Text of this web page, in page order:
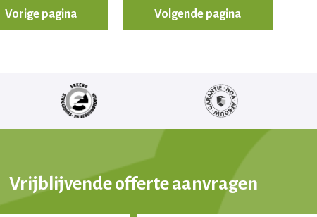
Vorige pagina Volgende pagina
Vrijblijvende offerte aanvragen